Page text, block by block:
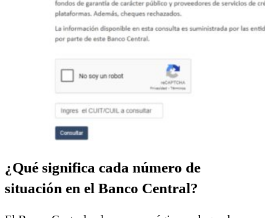
¿Qué significa cada número de
situación en el Banco Central?